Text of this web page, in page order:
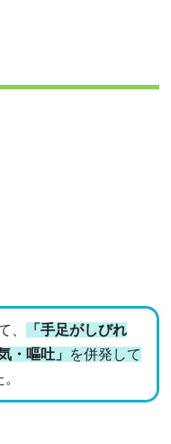
、
「手足がしびれ
・嘔吐」 を併発して